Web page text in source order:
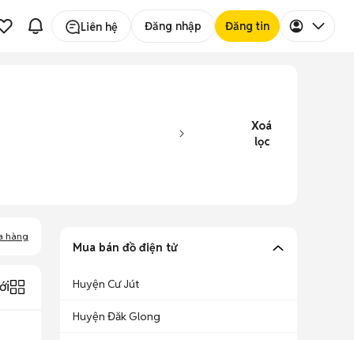
Liên hệ Đăng nhập Đăng tin
Xoá
lọc
hàng
Mua bán đồ điện tử
Huyện Cư Jút
Huyện Đăk Glong